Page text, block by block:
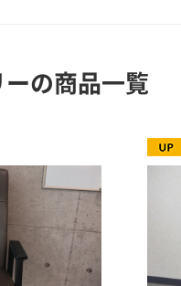
ーの商品一覧